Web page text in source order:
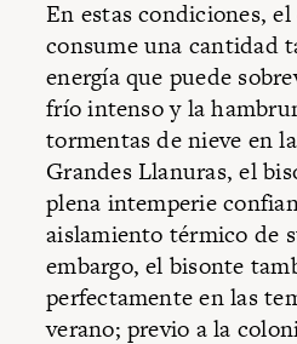
En estas condiciones,
consume una cantidad
energía que puede
frío intenso y la
tormentas de nieve en
Grandes Llanuras, el
plena intemperie
aislamiento térmico de
embargo, el bisonte
perfectamente en las
verano; previo a la